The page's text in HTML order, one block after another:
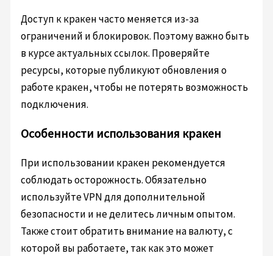
Доступ к кракен часто меняется из-за
ограничений и блокировок. Поэтому важно быть
в курсе актуальных ссылок. Проверяйте
ресурсы, которые публикуют обновления о
работе кракен, чтобы не потерять возможность
подключения.
Особенности использования кракен
При использовании кракен рекомендуется
соблюдать осторожность. Обязательно
используйте VPN для дополнительной
безопасности и не делитесь личным опытом.
Также стоит обратить внимание на валюту, с
которой вы работаете, так как это может